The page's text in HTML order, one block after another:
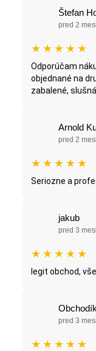
Štefan
pred 2
★ ★ ★ ★ ★
Odporúčam
objednané na
zabalené,
Arnold
pred 2
★ ★ ★ ★ ★
Seriozne a
jakub
pred 3
★ ★ ★ ★ ★
legit obchod,
pred 3
★ ★ ★ ★ ★